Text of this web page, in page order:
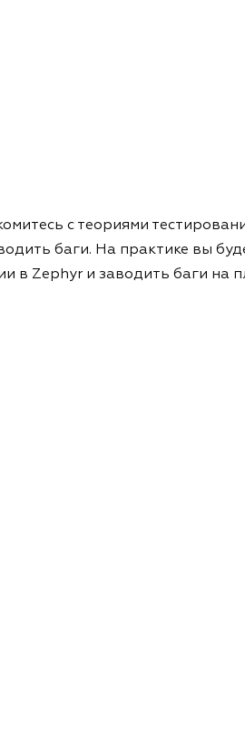
с теориями
баги. На практике вы
в Zephyr и заводить баги на